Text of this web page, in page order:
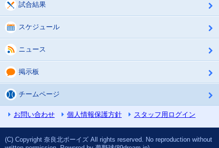
試合結果
スケジュール
ニュース
掲示板
チームページ
お問い合わせ 個人情報保護方針 スタッフ用ログイン
(C) Copyright 奈良北ボーイズ All rights reserved. No reproduction without